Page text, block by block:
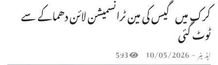
کرک میں گیس کی مین ٹرانسمیشن لائن دھماکے سے
ٹوٹ گئی
ایڈیٹر -
10/05/2026